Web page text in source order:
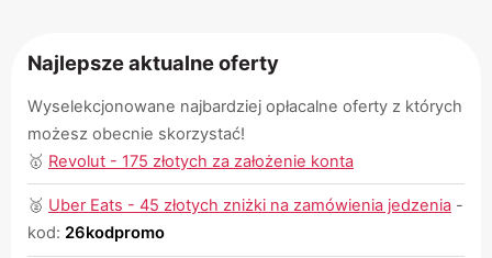
Najlepsze aktualne oferty
Wyselekcjonowane najbardziej opłacalne oferty z których
możesz obecnie skorzystać!
🥇 Revolut - 175 złotych za założenie konta
🥈 Uber Eats - 45 złotych zniżki na zamówienia jedzenia -
kod: 26kodpromo